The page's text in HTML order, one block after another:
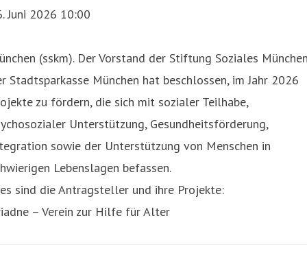
Juni 2026 10:00
(sskm). Der Vorstand der Stiftung Soziales
Stadtsparkasse München hat beschlossen, im Jahr 2026
zu fördern, die sich mit sozialer Teilhabe,
Unterstützung, Gesundheitsförderung,
sowie der Unterstützung von Menschen in
Lebenslagen befassen.
sind die Antragsteller und ihre Projekte:
– Verein zur Hilfe für Alter